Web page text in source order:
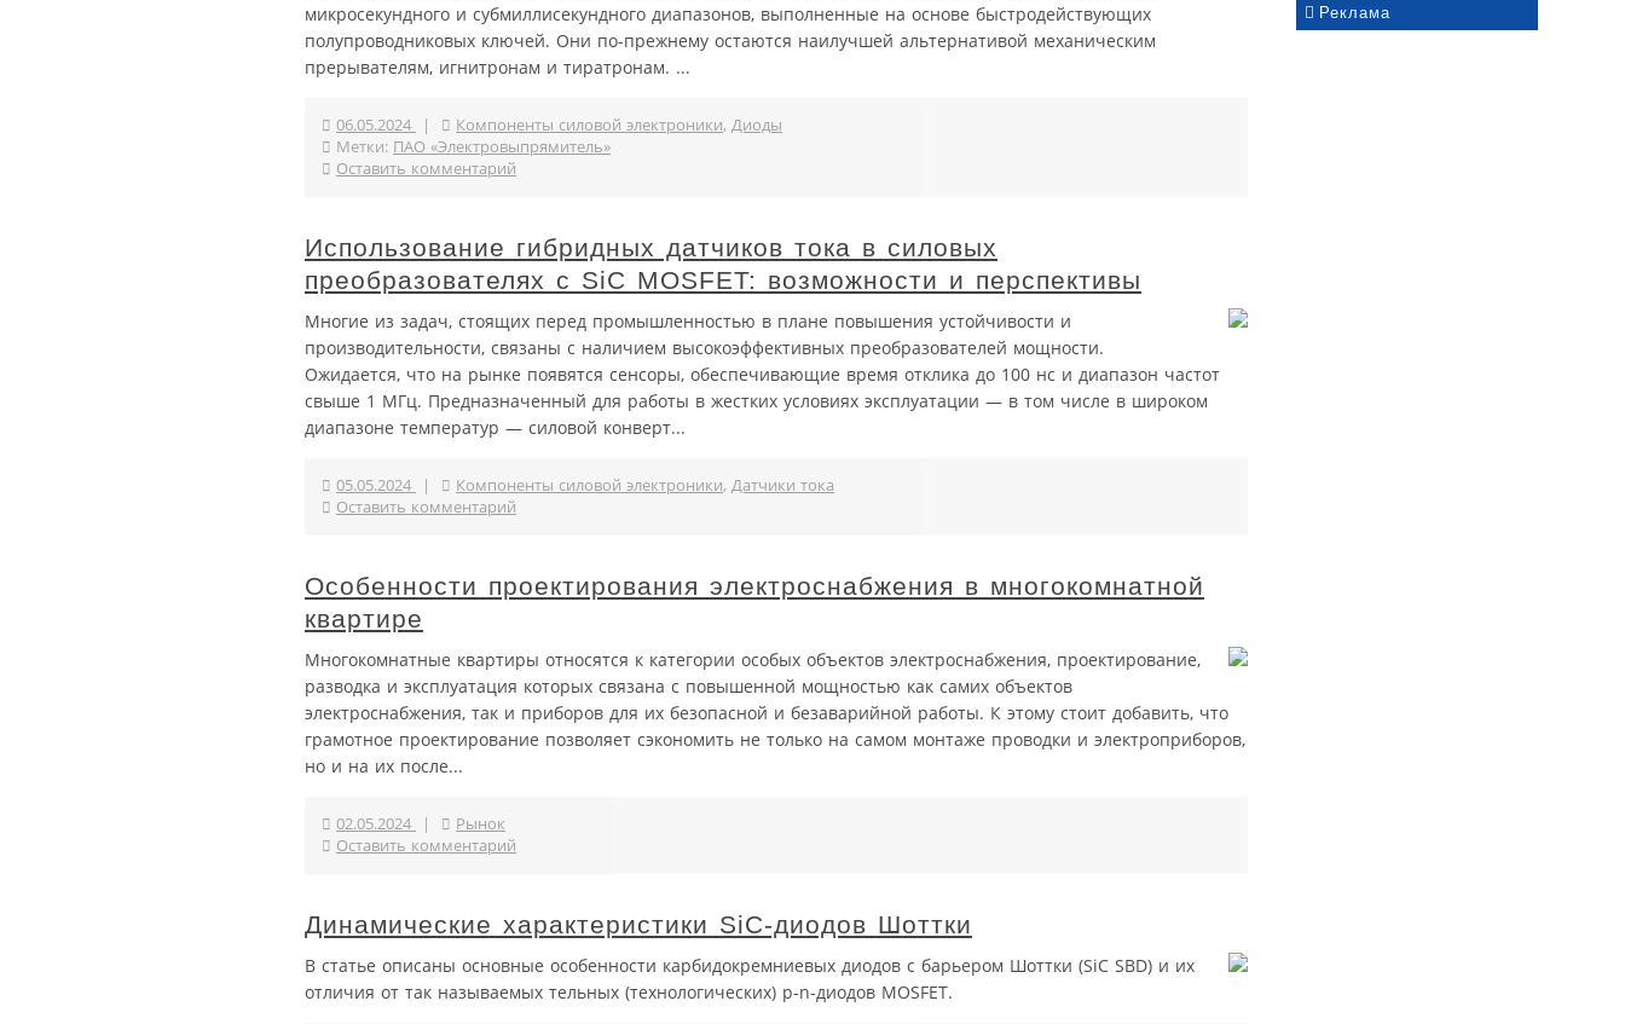
Реклама
микросекундного и субмиллисекундного диапазонов, выполненные на основе быстродействующих
полупроводниковых ключей. Они по-прежнему остаются наилучшей альтернативой механическим
прерывателям, игнитронам и тиратронам. ...
06.05.2024 | Компоненты силовой электроники, Диоды
Метки: ПАО «Электровыпрямитель»
Оставить комментарий
Использование гибридных датчиков тока в силовых
преобразователях с SiC MOSFET: возможности и перспективы
Многие из задач, стоящих перед промышленностью в плане повышения устойчивости и
производительности, связаны с наличием высокоэффективных преобразователей мощности.
Ожидается, что на рынке появятся сенсоры, обеспечивающие время отклика до 100 нс и диапазон частот
свыше 1 МГц. Предназначенный для работы в жестких условиях эксплуатации — в том числе в широком
диапазоне температур — силовой конверт...
05.05.2024 | Компоненты силовой электроники, Датчики тока
Оставить комментарий
Особенности проектирования электроснабжения в многокомнатной
квартире
Многокомнатные квартиры относятся к категории особых объектов электроснабжения, проектирование,
разводка и эксплуатация которых связана с повышенной мощностью как самих объектов
электроснабжения, так и приборов для их безопасной и безаварийной работы. К этому стоит добавить, что
грамотное проектирование позволяет сэкономить не только на самом монтаже проводки и электроприборов,
но и на их после...
02.05.2024 |
Рынок
Оставить комментарий
Динамические характеристики SiC-диодов Шоттки
В статье описаны основные особенности карбидокремниевых диодов с барьером Шоттки (SiC SBD) и их
отличия от так называемых тельных (технологических) p-n-диодов MOSFET.